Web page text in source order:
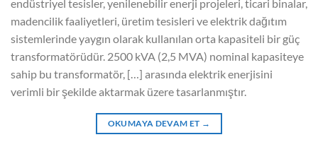
endüstriyel tesisler, yenilenebilir enerji projeleri, ticari binalar,
madencilik faaliyetleri, üretim tesisleri ve elektrik dağıtım
sistemlerinde yaygın olarak kullanılan orta kapasiteli bir güç
transformatörüdür. 2500 kVA (2,5 MVA) nominal kapasiteye
sahip bu transformatör, […] arasında elektrik enerjisini
verimli bir şekilde aktarmak üzere tasarlanmıştır.
OKUMAYA DEVAM ET →